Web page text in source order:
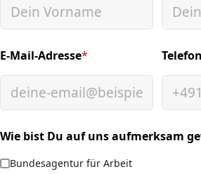
E-Mail-Adresse*
(required)
Wie bist Du auf uns aufmerksam
(required)
Bundesagentur für Arbeit